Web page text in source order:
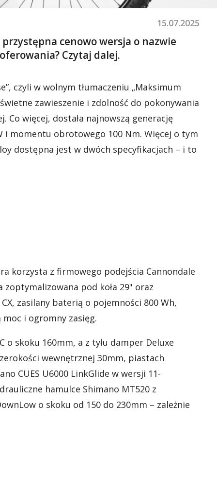
15.07.2025
cenowo wersja o nazwie
Czytaj dalej.
czyli w wolnym tłumaczeniu „Maksimum
zawieszenie i zdolność do pokonywania
więcej, dostała najnowszą generację
i momentu obrotowego 100 Nm. Więcej o tym
dostępna jest w dwóch specyfikacjach – i to
korzysta z firmowego podejścia Cannondale
pod koła 29" oraz
zasilany baterią o pojemności 800 Wh,
i ogromny zasięg.
o skoku 160mm, a z tyłu damper Deluxe
wewnętrznej 30mm, piastach
CUES U6000 LinkGlide w wersji 11-
hamulce Shimano MT520 z
o skoku od 150 do 230mm – zależnie